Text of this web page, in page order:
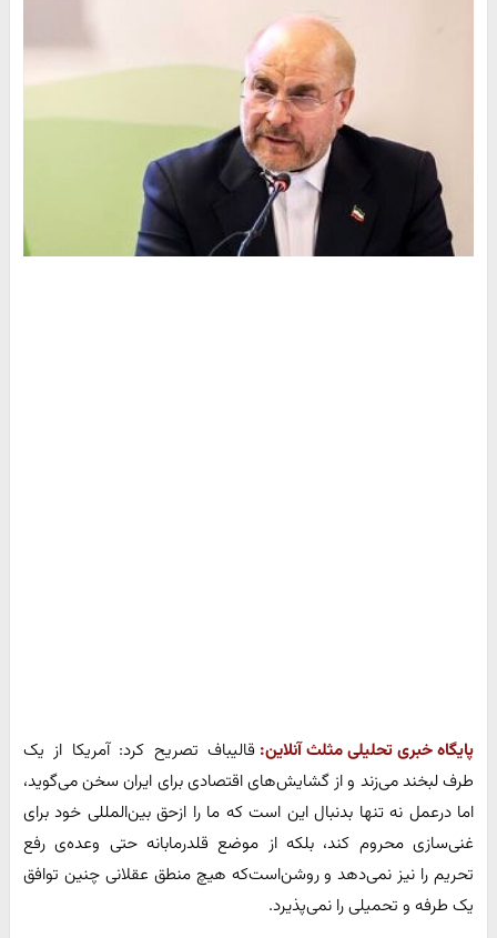
پایگاه خبری تحلیلی مثلث آنلاین: قالیباف تصریح کرد: آمریکا از یک
طرف لبخند می‌زند و از گشایش‌های اقتصادی برای ایران سخن می‌گوید،
اما درعمل نه تنها بدنبال این است که ما را ازحق بین‌المللی خود برای
غنی‌سازی محروم کند، بلکه از موضع قلدرمابانه حتی وعده‌ی رفع
تحریم را نیز نمی‌دهد و روشن‌است‌که هیچ منطق عقلانی چنین توافق
یک طرفه و تحمیلی را نمی‌پذیرد.